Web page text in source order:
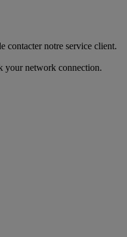
contacter notre service client.
your network connection.